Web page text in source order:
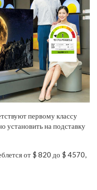
первому классу
установить на подставку
от $ 820 до $ 4570,